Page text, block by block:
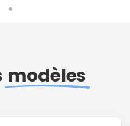
modèles